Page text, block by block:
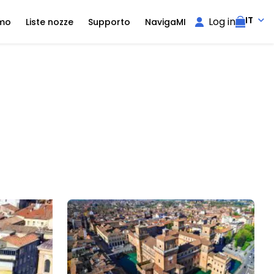
Liste nozze Supporto NavigaMI Log in IT